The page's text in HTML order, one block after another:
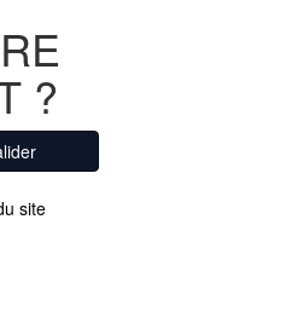
?
site